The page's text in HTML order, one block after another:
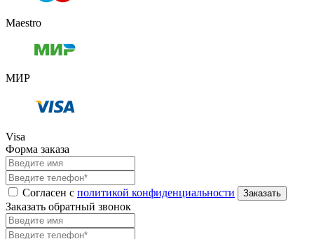
Maestro
МИР
Visa
Форма заказа
Согласен с политикой конфиденциальности
Заказать обратный звонок